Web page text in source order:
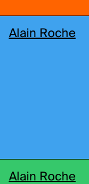
Alain Roche
Alain Roche